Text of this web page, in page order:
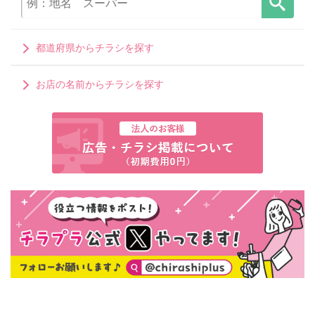
都道府県からチラシを探す
お店の名前からチラシを探す